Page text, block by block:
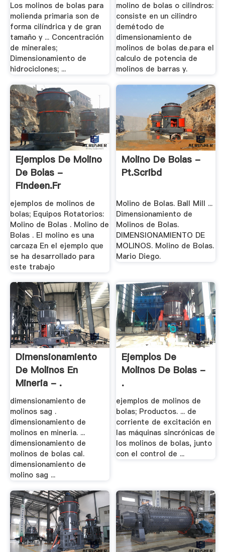
Los molinos de bolas para
molienda primaria son de
forma cilíndrica y de gran
tamaño y ... Concentración
de minerales;
Dimensionamiento de
hidrociclones; ...
molino de bolas o cilindros:
consiste en un cilindro
demétodo de
dimensionamiento de
molinos de bolas de.para el
calculo de potencia de
molinos de barras y.
Ejemplos De Molino
De Bolas -
Findeen.fr
ejemplos de molinos de
bolas; Equipos Rotatorios:
Molino de Bolas . Molino de
Bolas . El molino es una
carcaza En el ejemplo que
se ha desarrollado para
este trabajo
Molino De Bolas -
Pt.scribd
Molino de Bolas. Ball Mill ...
Dimensionamiento de
Molinos de Bolas.
DIMENSIONAMIENTO DE
MOLINOS. Molino de Bolas.
Mario Diego.
Dimensionamiento
De Molinos En
Mineria - .
dimensionamiento de
molinos sag .
dimensionamiento de
molinos en mineria. ...
dimensionamiento de
molinos de bolas cal.
dimensionamiento de
molino sag ...
Ejemplos De
Molinos De Bolas -
.
ejemplos de molinos de
bolas; Productos. ... de
corriente de excitación en
las máquinas sincrónicas de
los molinos de bolas, junto
con el control de ...